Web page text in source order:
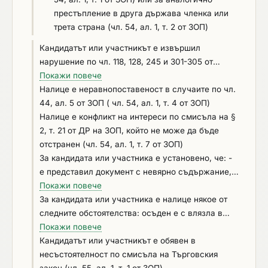
престъпление в друга държава членка или
трета страна (чл. 54, ал. 1, т. 2 от ЗОП)
Кандидатът или участникът е извършил
нарушение по чл. 118, 128, 245 и 301-305 от
Кодекса на труда, установено с влязло в сила
наказателно постановление или съдебно
решение, или аналогични нарушения,
установени с акт на компетентен орган,
съгласно законодателството на държавата, в
която кандидатът или участникът е установен
(чл. 54, ал. 1, т. 6 от ЗОП)
Покажи повече
Налице e неравнопоставеност в случаите по чл.
44, ал. 5 от ЗОП ( чл. 54, ал. 1, т. 4 от ЗОП)
Налице е конфликт на интереси по смисъла на §
2, т. 21 от ДР на ЗОП, който не може да бъде
отстранен (чл. 54, ал. 1, т. 7 от ЗОП)
За кандидата или участника е установено, че: -
е представил документ с невярно съдържание, с
който се доказва декларираната липса на
основания за отстраняване или декларираното
изпълнение на критериите за подбор (чл. 54, ал.
1, т. 5 от ЗОП); - не е предоставил изискваща се
информация, свързана с удостоверяване
липсата на основания за отстраняване или
Покажи повече
За кандидата или участника е налице някое от
следните обстоятелства: осъден е с влязла в
сила присъда за престъпления по чл. 194 – 208,
чл. 213а – 217, чл. 219 – 252 и чл. 254а – 255а и
чл. 256 - 260 НК (чл. 54, ал. 1, т. 1 от ЗОП);
Покажи повече
Кандидатът или участникът е обявен в
несъстоятелност по смисъла на Търговския